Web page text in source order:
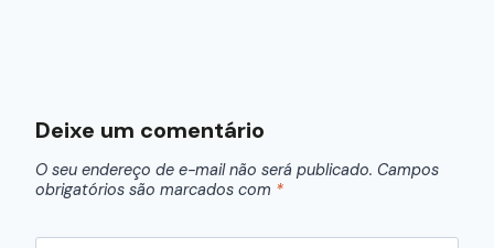
Deixe um comentário
O seu endereço de e-mail não será publicado. Campos
obrigatórios são marcados com *